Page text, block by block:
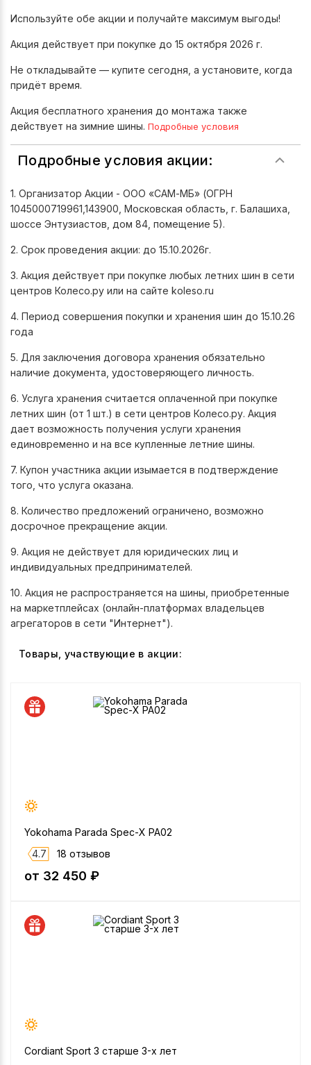
Используйте обе акции и получайте максимум выгоды!
Акция действует при покупке до 15 октября 2026 г.
Не откладывайте — купите сегодня, а установите, когда
придёт время.
Акция бесплатного хранения до монтажа также
действует на зимние шины. Подробные условия
Подробные условия акции:
1. Организатор Акции - ООО «САМ-МБ» (ОГРН
1045000719961,143900, Московская область, г. Балашиха,
шоссе Энтузиастов, дом 84, помещение 5).
2. Срок проведения акции: до 15.10.2026г.
3. Акция действует при покупке любых летних шин в сети
центров Колесо.ру или на сайте koleso.ru
4. Период совершения покупки и хранения шин до 15.10.26
года
5. Для заключения договора хранения обязательно
наличие документа, удостоверяющего личность.
6. Услуга хранения считается оплаченной при покупке
летних шин (от 1 шт.) в сети центров Колесо.ру. Акция
дает возможность получения услуги хранения
единовременно и на все купленные летние шины.
7. Купон участника акции изымается в подтверждение
того, что услуга оказана.
8. Количество предложений ограничено, возможно
досрочное прекращение акции.
9. Акция не действует для юридических лиц и
индивидуальных предпринимателей.
10. Акция не распространяется на шины, приобретенные
на маркетплейсах (онлайн-платформах владельцев
агрегаторов в сети "Интернет").
Товары, участвующие в акции:
Yokohama Parada Spec-X PA02
4.7
18 отзывов
от 32 450 ₽
Cordiant Sport 3 старше 3-х лет